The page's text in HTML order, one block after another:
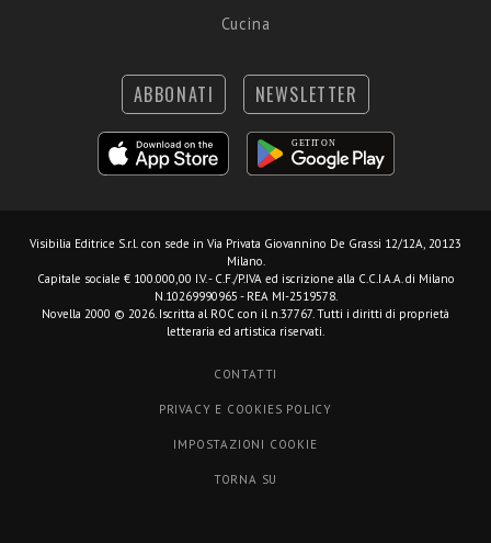
Cucina
ABBONATI NEWSLETTER
Visibilia Editrice S.r.l. con sede in Via Privata Giovannino De Grassi 12/12A, 20123
Milano.
Capitale sociale € 100.000,00 I.V. - C.F./P.IVA ed iscrizione alla C.C.I.A.A. di Milano
N.10269990965 - REA MI-2519578.
Novella 2000 © 2026. Iscritta al ROC con il n.37767. Tutti i diritti di proprietà
letteraria ed artistica riservati.
CONTATTI
PRIVACY E COOKIES POLICY
IMPOSTAZIONI COOKIE
TORNA SU